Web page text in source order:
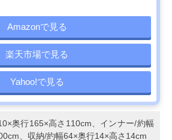
Amazonで見る
楽天市場で見る
Yahoo!で見る
奥行165×高さ110cm、インナー/約幅
、収納/約幅64×奥行14×高さ14cm